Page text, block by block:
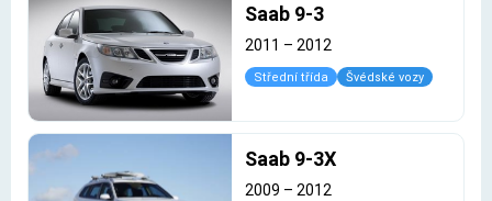
Saab 9-3
2011 – 2012
Střední třída Švédské vozy
Saab 9-3X
2009 – 2012